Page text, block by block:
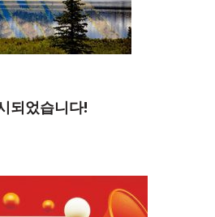
되었습니다!